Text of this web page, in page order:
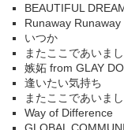
BEAUTIFUL
Runaway Runaway
いつか
またここであいま
嫉妬 from GLAY
逢いたい気持ち
またここであいま
Way of Difference